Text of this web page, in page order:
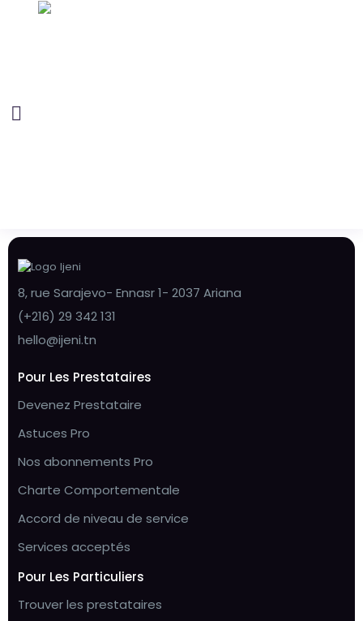
8, rue Sarajevo- Ennasr 1- 2037 Ariana
(+216) 29 342 131
hello@ijeni.tn
Pour Les Prestataires
Devenez Prestataire
Astuces Pro
Nos abonnements Pro
Charte Comportementale
Accord de niveau de service
Services acceptés
Pour Les Particuliers
Trouver les prestataires